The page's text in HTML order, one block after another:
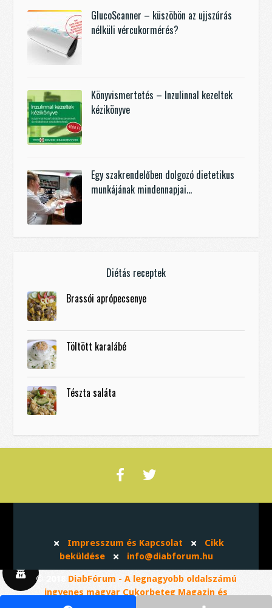
GlucoScanner – küszöbön az ujjszúrás
nélküli vércukormérés?
Könyvismertetés – Inzulinnal kezeltek
kézikönyve
Egy szakrendelőben dolgozó dietetikus
munkájának mindennapjai…
Diétás receptek
Brassói aprópecsenye
Töltött karalábé
Tészta saláta
Impresszum és Kapcsolat
Cikk
beküldése
info@diabforum.hu
© 2018 DiabFórum - A legnagyobb oldalszámú
ingyenes magyar Cukorbeteg Magazin és
Közösség. Minden jog fenntartva! Developed &